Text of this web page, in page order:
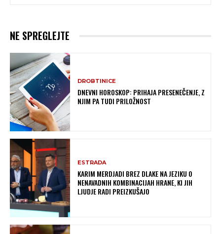
NE SPREGLEJTE
DROBTINICE
DNEVNI HOROSKOP: PRIHAJA PRESENEČENJE, Z
NJIM PA TUDI PRILOŽNOST
ESTRADA
KARIM MERDJADI BREZ DLAKE NA JEZIKU O
NENAVADNIH KOMBINACIJAH HRANE, KI JIH
LJUDJE RADI PREIZKUŠAJO